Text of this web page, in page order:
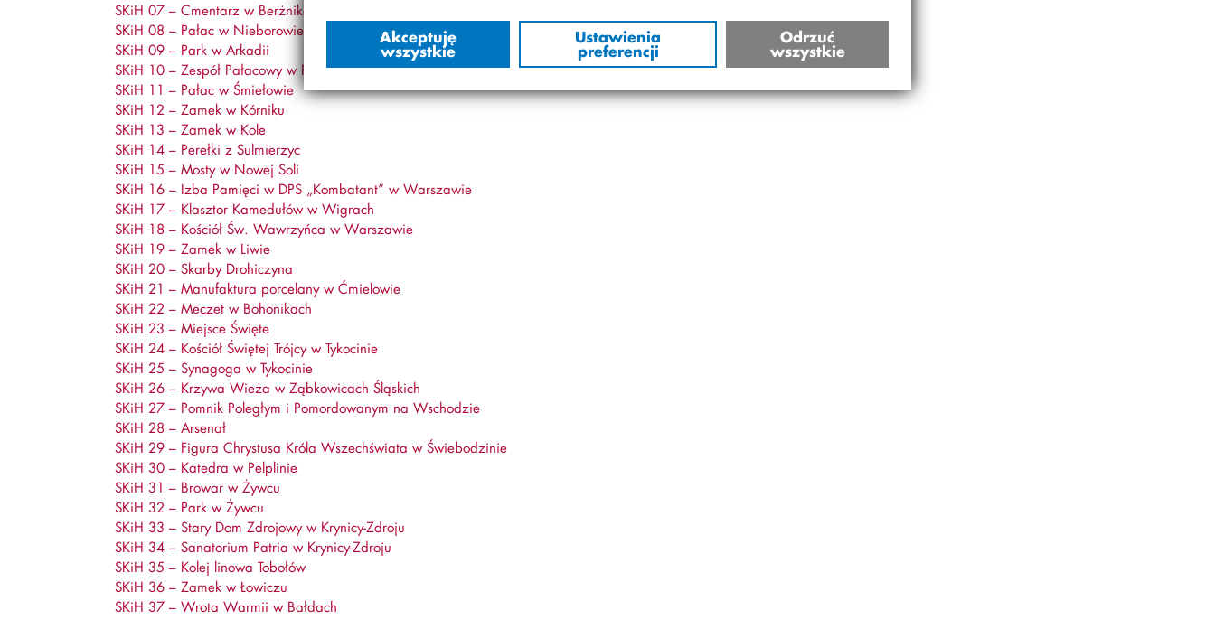
Akceptuję
wszystkie
Ustawienia
preferencji
Odrzuć
wszystkie
SKiH 07 – Cmentarz w Berżnikach
SKiH 08 – Pałac w Nieborowie
SKiH 09 – Park w Arkadii
SKiH 10 – Zespół Pałacowy w Rogalinie
SKiH 11 – Pałac w Śmiełowie
SKiH 12 – Zamek w Kórniku
SKiH 13 – Zamek w Kole
SKiH 14 – Perełki z Sulmierzyc
SKiH 15 – Mosty w Nowej Soli
SKiH 16 – Izba Pamięci w DPS „Kombatant” w Warszawie
SKiH 17 – Klasztor Kamedułów w Wigrach
SKiH 18 – Kościół Św. Wawrzyńca w Warszawie
SKiH 19 – Zamek w Liwie
SKiH 20 – Skarby Drohiczyna
SKiH 21 – Manufaktura porcelany w Ćmielowie
SKiH 22 – Meczet w Bohonikach
SKiH 23 – Miejsce Święte
SKiH 24 – Kościół Świętej Trójcy w Tykocinie
SKiH 25 – Synagoga w Tykocinie
SKiH 26 – Krzywa Wieża w Ząbkowicach Śląskich
SKiH 27 – Pomnik Poległym i Pomordowanym na Wschodzie
SKiH 28 – Arsenał
SKiH 29 – Figura Chrystusa Króla Wszechświata w Świebodzinie
SKiH 30 – Katedra w Pelplinie
SKiH 31 – Browar w Żywcu
SKiH 32 – Park w Żywcu
SKiH 33 – Stary Dom Zdrojowy w Krynicy-Zdroju
SKiH 34 – Sanatorium Patria w Krynicy-Zdroju
SKiH 35 – Kolej linowa Tobołów
SKiH 36 – Zamek w Łowiczu
SKiH 37 – Wrota Warmii w Bałdach